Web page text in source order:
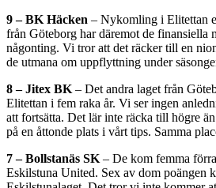
9 – BK Häcken – Nykomling i Elitettan
från Göteborg har däremot de finansiella
någonting. Vi tror att det räcker till en
de utmana om uppflyttning under
8 – Jitex BK – Det andra laget från
Elitettan i fem raka år. Vi ser ingen
att fortsätta. Det lär inte räcka till högre
på en åttonde plats i vårt tips. Samma
7 – Bollstanäs SK – De kom femma
Eskilstuna United. Sex av dom poängen